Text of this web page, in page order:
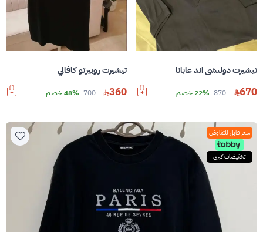
تيشيرت دولتشي اند غابانا
670
870 22% خصم
تيشيرت روبيرتو كافالي
360
700 48% خصم
سعر قابل للتفاوض
تخفيضات كبرى